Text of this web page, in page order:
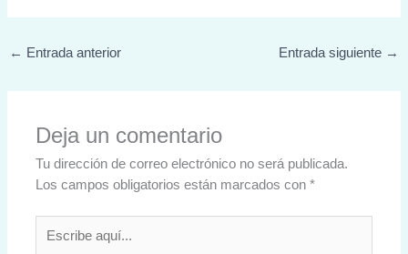
← Entrada anterior Entrada siguiente →
Deja un comentario
Tu dirección de correo electrónico no será publicada.
Los campos obligatorios están marcados con*
aquí...